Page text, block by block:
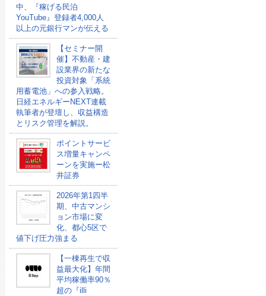
中、『稼げる民泊
YouTube』登録者4,000人
以上の元銀行マンが伝える
【セミナー開
催】不動産・建
設業界の新たな
投資対象「系統
用蓄電池」への参入戦略。
日経エネルギーNEXT連載
執筆者が登壇し、収益構造
とリスク管理を解説。
ポイントサービ
ス増量キャンペ
ーンを実施ー松
井証券
2026年第1四半
期、中古マンシ
ョン市場に変
化、都心5区で
値下げ圧力強まる
【一棟再生で収
益最大化】年間
平均稼働率90％
超の『illi